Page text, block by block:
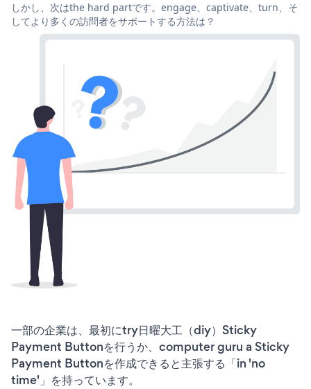
しかし、次はthe hard partです。engage、captivate、turn、そ
してより多くの訪問者をサポートする方法は？
一部の企業は、最初にtry日曜大工（diy）Sticky
Payment Buttonを行うか、computer guru a Sticky
Payment Buttonを作成できると主張する「in 'no
time'」を持っています。